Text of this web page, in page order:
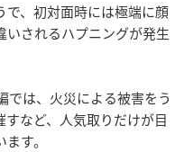
、初対面時には極端に顔
されるハプニングが発生
では、火災による被害をう
など、人気取りだけが目
す。